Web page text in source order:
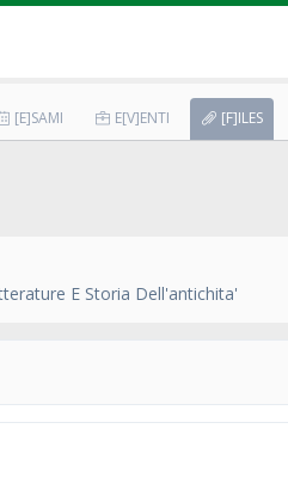
[E]SAMI E[V]ENTI [F]ILES
E Storia Dell'antichita'